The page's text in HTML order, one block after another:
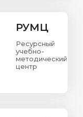
РУМЦ
Ресурсный
учебно-
методический
центр